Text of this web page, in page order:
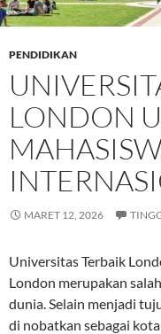
PENDIDIKAN
LONDON
MARET 12, 2026
Universitas Terbaik
London merupakan
dunia. Selain menjadi
di nobatkan sebagai